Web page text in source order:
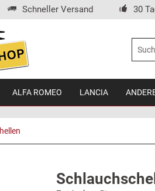
Schneller Versand 30
ALFA ROMEO LANCIA